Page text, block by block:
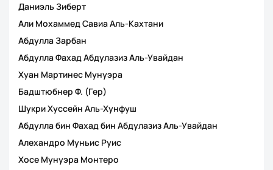
Даниэль Зиберт
Али Мохаммед Савиа Аль-Кахтани
Абдулла Зарбан
Абдулла Фахад Абдулазиз Аль-Увайдан
Хуан Мартинес Мунуэра
Бадштюбнер Ф. (Гер)
Шукри Хуссейн Аль-Хунфуш
Абдулла бин Фахад бин Абдулазиз Аль-Увайдан
Алехандро Муньис Руис
Хосе Мунуэра Монтеро